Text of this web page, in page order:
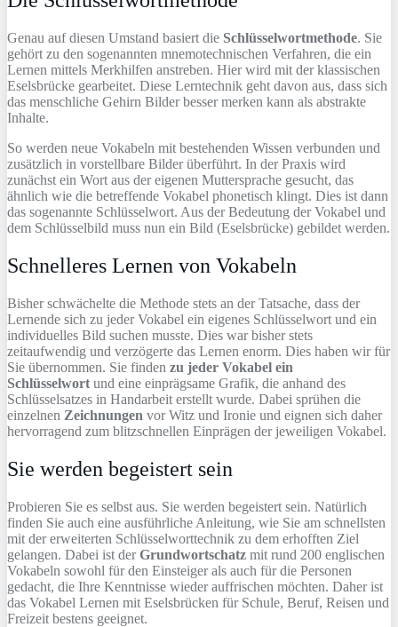
Genau auf diesen Umstand basiert die Schlüsselwortmethode. Sie
gehört zu den sogenannten mnemotechnischen Verfahren, die ein
Lernen mittels Merkhilfen anstreben. Hier wird mit der klassischen
Eselsbrücke gearbeitet. Diese Lerntechnik geht davon aus, dass sich
das menschliche Gehirn Bilder besser merken kann als abstrakte
Inhalte.
So werden neue Vokabeln mit bestehenden Wissen verbunden und
zusätzlich in vorstellbare Bilder überführt. In der Praxis wird
zunächst ein Wort aus der eigenen Muttersprache gesucht, das
ähnlich wie die betreffende Vokabel phonetisch klingt. Dies ist dann
das sogenannte Schlüsselwort. Aus der Bedeutung der Vokabel und
dem Schlüsselbild muss nun ein Bild (Eselsbrücke) gebildet werden.
Schnelleres Lernen von Vokabeln
Bisher schwächelte die Methode stets an der Tatsache, dass der
Lernende sich zu jeder Vokabel ein eigenes Schlüsselwort und ein
individuelles Bild suchen musste. Dies war bisher stets
zeitaufwendig und verzögerte das Lernen enorm. Dies haben wir für
Sie übernommen. Sie finden zu jeder Vokabel ein
Schlüsselwort und eine einprägsame Grafik, die anhand des
Schlüsselsatzes in Handarbeit erstellt wurde. Dabei sprühen die
einzelnen Zeichnungen vor Witz und Ironie und eignen sich daher
hervorragend zum blitzschnellen Einprägen der jeweiligen Vokabel.
Sie werden begeistert sein
Probieren Sie es selbst aus. Sie werden begeistert sein. Natürlich
finden Sie auch eine ausführliche Anleitung, wie Sie am schnellsten
mit der erweiterten Schlüsselworttechnik zu dem erhofften Ziel
gelangen. Dabei ist derGrundwortschatz mit rund 200 englischen
Vokabeln sowohl für den Einsteiger als auch für die Personen
gedacht, die Ihre Kenntnisse wieder auffrischen möchten. Daher ist
das Vokabel Lernen mit Eselsbrücken für Schule, Beruf, Reisen und
Freizeit bestens geeignet.